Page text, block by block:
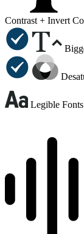
Contrast + Invert
Legible Fonts